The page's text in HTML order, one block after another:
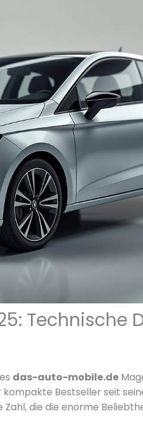
Technische
das-auto-mobile.de
kompakte Bestseller seit
die die enorme